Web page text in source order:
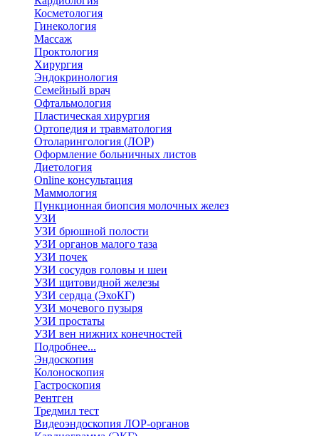
Косметология
Гинекология
Массаж
Проктология
Хирургия
Эндокринология
Семейный врач
Офтальмология
Пластическая хирургия
Ортопедия и травматология
Отоларингология (ЛОР)
Оформление больничных листов
Диетология
Online консультация
Маммология
Пункционная биопсия молочных желез
УЗИ
УЗИ брюшной полости
УЗИ органов малого таза
УЗИ почек
УЗИ сосудов головы и шеи
УЗИ щитовидной железы
УЗИ сердца (ЭхоКГ)
УЗИ мочевого пузыря
УЗИ простаты
УЗИ вен нижних конечностей
Подробнее...
Эндоскопия
Колоноскопия
Гастроскопия
Рентген
Тредмил тест
Видеоэндоскопия ЛОР-органов